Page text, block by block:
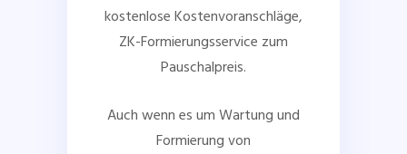
kostenlose Kostenvoranschläge,
ZK-Formierungsservice zum
Pauschalpreis.
Auch wenn es um Wartung und
Formierung von